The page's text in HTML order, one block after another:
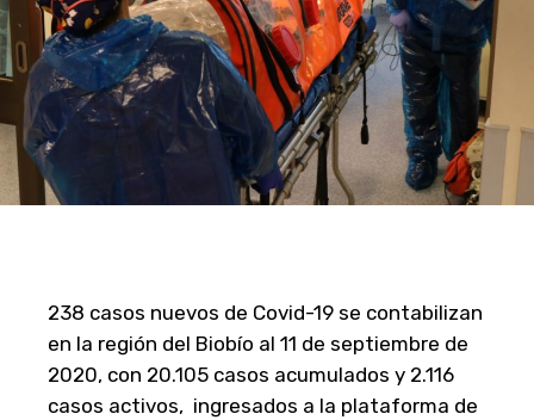
238 casos nuevos de Covid-19 se contabilizan
en la región del Biobío al 11 de septiembre de
2020, con 20.105 casos acumulados y 2.116
casos activos, ingresados a la plataforma de